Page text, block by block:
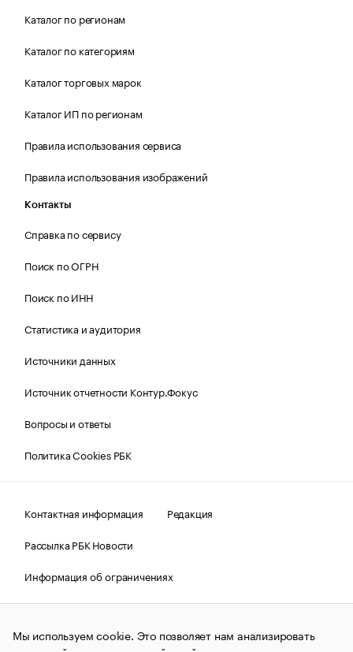
Каталог по регионам
Каталог по категориям
Каталог торговых марок
Каталог ИП по регионам
Правила использования сервиса
Правила использования изображений
Контакты
Справка по сервису
Поиск по ОГРН
Поиск по ИНН
Статистика и аудитория
Источники данных
Источник отчетности Контур.Фокус
Вопросы и ответы
Политика Cookies РБК
Контактная информация
Редакция
Рассылка РБК Новости
Информация об ограничениях
Правовая информация
О соблюдении авторских прав
© АО «РОСБИЗНЕСКОНСАЛТИНГ»,1995–2026.Сообщения
Мы используем cookie. Это позволяет нам анализировать